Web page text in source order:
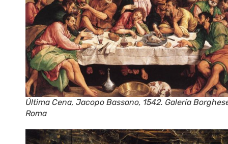
Última Cena, Jacopo Bassano, 1542. Galería
Roma